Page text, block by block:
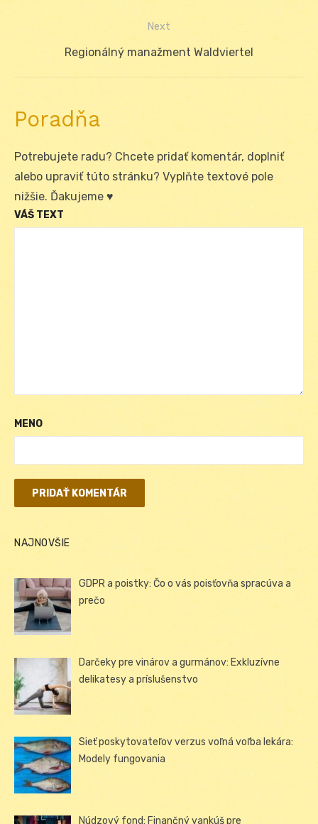
Next
Next
Regionálný manažment Waldviertel
Poradňa
Potrebujete radu? Chcete pridať komentár, doplniť
alebo upraviť túto stránku? Vyplňte textové pole
nižšie. Ďakujeme ♥
VÁŠ TEXT
MENO
NAJNOVŠIE
GDPR a poistky: Čo o vás poisťovňa spracúva a
prečo
Darčeky pre vinárov a gurmánov: Exkluzívne
delikatesy a príslušenstvo
Sieť poskytovateľov verzus voľná voľba lekára:
Modely fungovania
Núdzový fond: Finančný vankúš pre